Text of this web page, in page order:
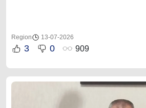
Region 13-07-2026
3 0 909